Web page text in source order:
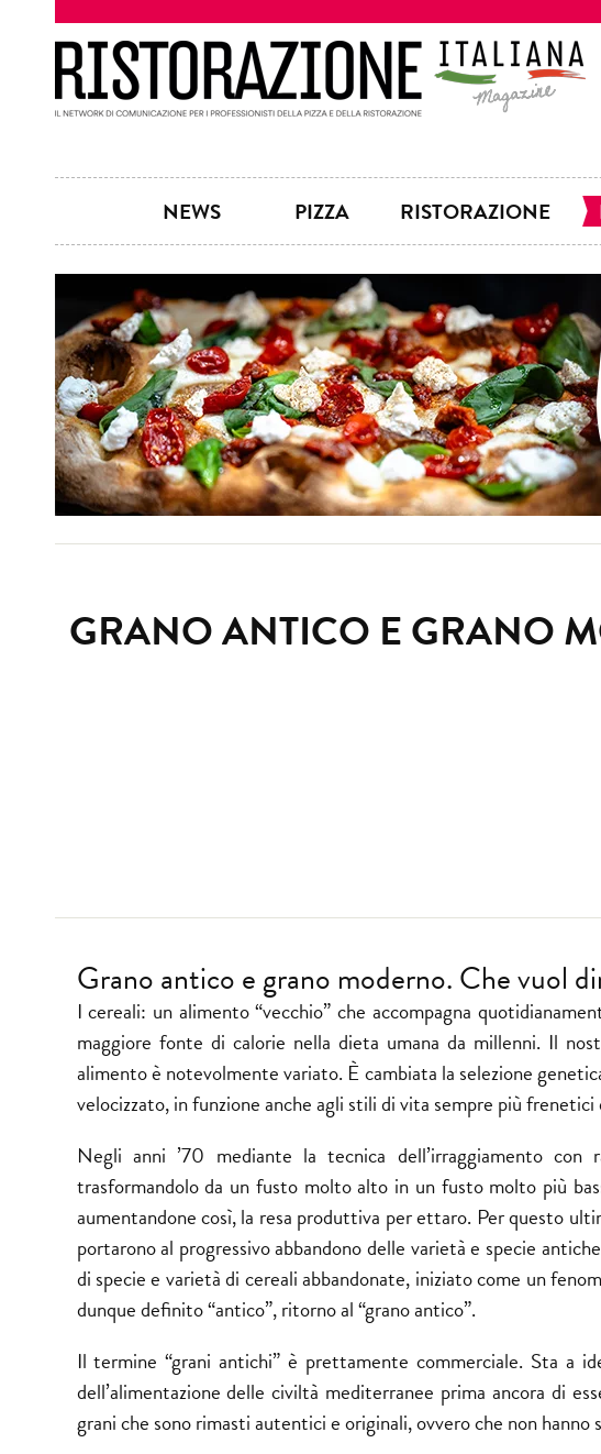
NEWS PIZZA RISTORAZIONE
GRANO ANTICO E GRANO
Grano antico e grano moderno. Che vuol
I cereali: un alimento “vecchio” che accompagna
maggiore fonte di calorie nella dieta umana da millenni. Il
alimento è notevolmente variato. È cambiata la selezione
velocizzato, in funzione anche agli stili di vita sempre più
Negli anni ’70 mediante la tecnica dell’irraggiamento
trasformandolo da un fusto molto alto in un fusto molto più
aumentandone così, la resa produttiva per ettaro. Per questo
portarono al progressivo abbandono delle varietà e specie
di specie e varietà di cereali abbandonate, iniziato come un
dunque definito “antico”, ritorno al “grano antico”.
Il termine “grani antichi” è prettamente commerciale. Sta a
dell’alimentazione delle civiltà mediterranee prima ancora di
grani che sono rimasti autentici e originali, ovvero che non hanno